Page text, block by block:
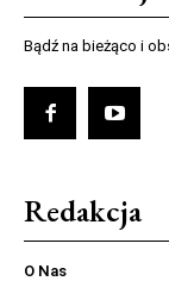
Bądź na bieżąco i
Redakcja
O Nas